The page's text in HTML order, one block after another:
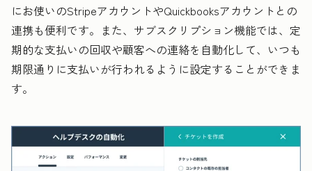
にお使いのStripeアカウントやQuickbooksアカウントとの
連携も便利です。また、サブスクリプション機能では、定
期的な支払いの回収や顧客への連絡を自動化して、いつも
期限通りに支払いが行われるように設定することができま
す。